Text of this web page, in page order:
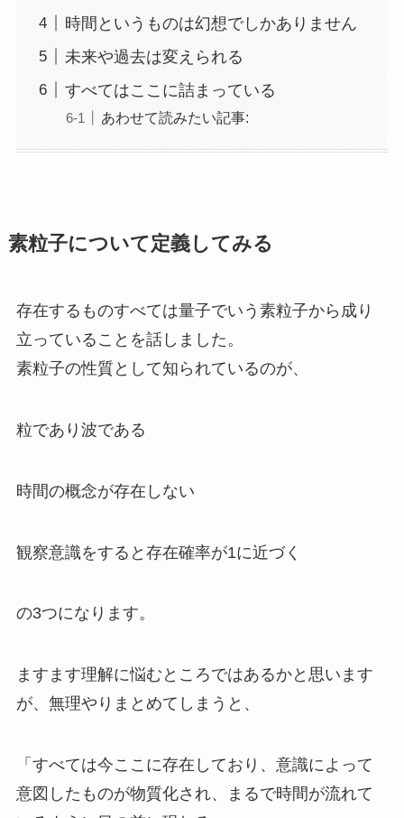
時間というものは幻想でしかありません
未来や過去は変えられる
すべてはここに詰まっている
あわせて読みたい記事:
素粒子について定義してみる
存在するものすべては量子でいう素粒子から成り
立っていることを話しました。
素粒子の性質として知られているのが、
粒であり波である
時間の概念が存在しない
観察意識をすると存在確率が1に近づく
の3つになります。
ますます理解に悩むところではあるかと思います
が、無理やりまとめてしまうと、
「すべては今ここに存在しており、意識によって
意図したものが物質化され、まるで時間が流れて